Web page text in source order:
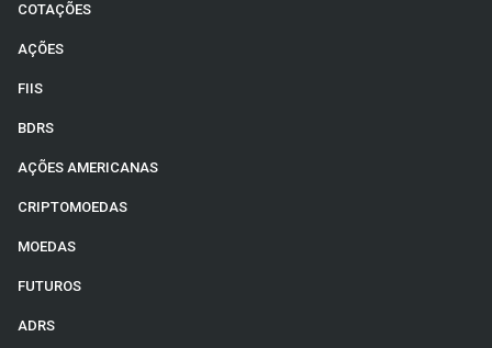
COTAÇÕES
AÇÕES
FIIS
BDRS
AÇÕES AMERICANAS
CRIPTOMOEDAS
MOEDAS
FUTUROS
ADRS